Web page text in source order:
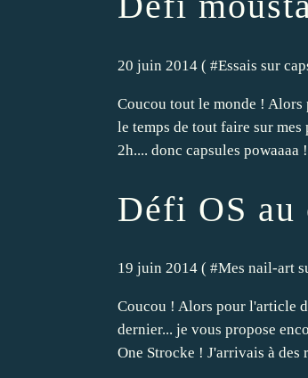
20 juin 2014 ( #Essais sur
Coucou tout le monde ! Alors
le temps de tout faire sur
2h.... donc capsules powaaaa
Défi OS au
19 juin 2014 ( #Mes nail-art
Coucou ! Alors pour l'article
dernier... je vous propose
One Strocke ! J'arrivais à des